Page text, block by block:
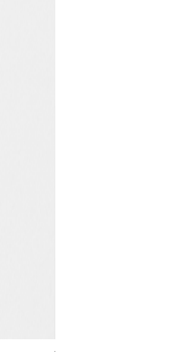
Talíř mělký | Dim Sum | KZW x Nalejto